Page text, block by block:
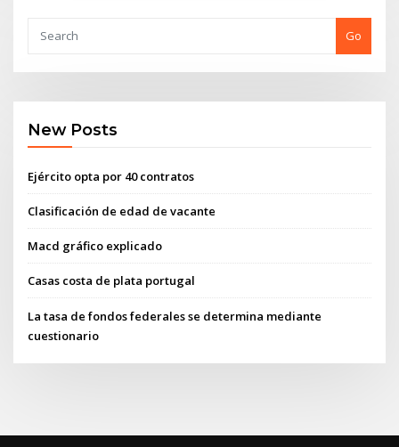
Go
New Posts
Ejército opta por 40 contratos
Clasificación de edad de vacante
Macd gráfico explicado
Casas costa de plata portugal
La tasa de fondos federales se determina mediante
cuestionario